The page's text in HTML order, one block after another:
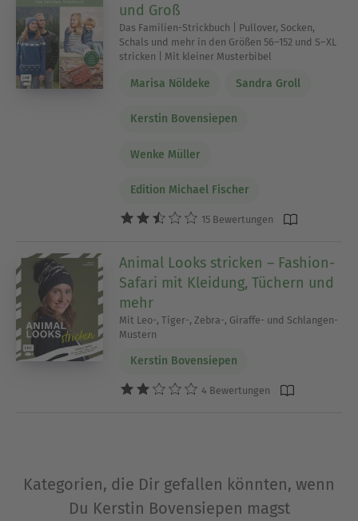
und Groß
Das Familien-Strickbuch | Pullover, Socken,
Schals und mehr in den Größen 56–152 und S–XL
stricken | Mit kleiner Musterbibel
Marisa Nöldeke Sandra Groll
Kerstin Bovensiepen
Wenke Müller
Edition Michael Fischer
15 Bewertungen
Animal Looks stricken – Fashion-
Safari mit Kleidung, Tüchern und
mehr
Mit Leo-, Tiger-, Zebra-, Giraffe- und Schlangen-
Mustern
Kerstin Bovensiepen
4 Bewertungen
Kategorien, die Dir gefallen könnten, wenn
Du Kerstin Bovensiepen magst